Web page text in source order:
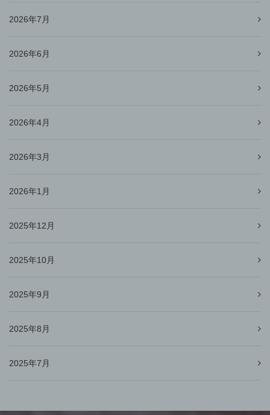
2026年7月
2026年6月
2026年5月
2026年4月
2026年3月
2026年1月
2025年12月
2025年10月
2025年9月
2025年8月
2025年7月